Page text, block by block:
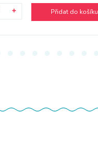
Přidat do košíku